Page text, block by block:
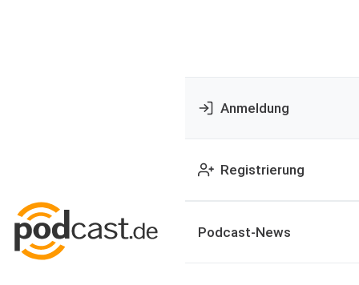
Anmeldung
Registrierung
Podcast-News